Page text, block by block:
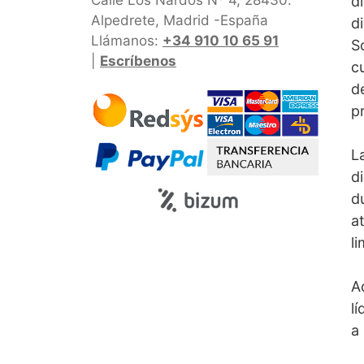
a
Alpedrete, Madrid -España
Llámanos: +34 910 10 65 91
Escríbenos